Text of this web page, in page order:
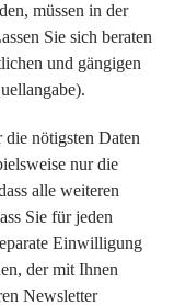
müssen in der
Sie sich beraten
und gängigen
nötigsten Daten
nur die
alle weiteren
Sie für jeden
Einwilligung
der mit Ihnen
Newsletter